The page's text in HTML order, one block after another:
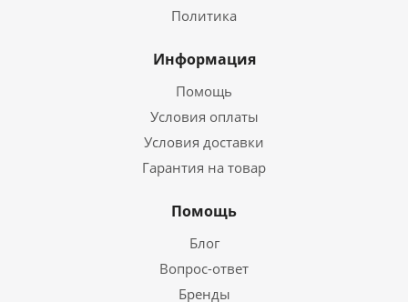
Политика
Информация
Помощь
Условия оплаты
Условия доставки
Гарантия на товар
Помощь
Блог
Вопрос-ответ
Бренды